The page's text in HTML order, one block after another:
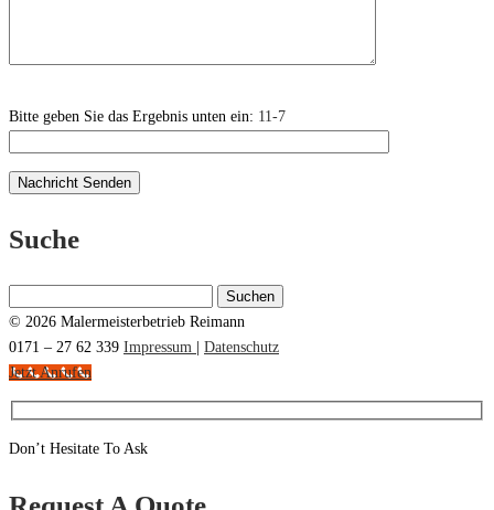
Bitte geben Sie das Ergebnis unten ein: 11-7
Suche
nach:
© 2026 Malermeisterbetrieb Reimann
0171 – 27 62 339 Impressum
Datenschutz
Jetzt Anrufen
Don’t Hesitate To Ask